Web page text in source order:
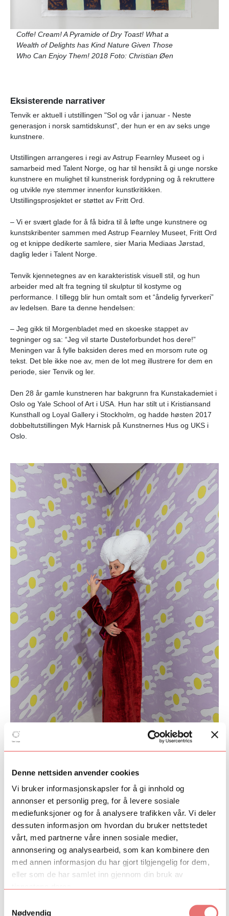
Denne nettsiden anvender cookies
Vi bruker informasjonskapsler for å gi innhold og
annonser et personlig preg, for å levere sosiale
mediefunksjoner og for å analysere trafikken vår. Vi deler
dessuten informasjon om hvordan du bruker nettstedet
vårt, med partnerne våre innen sosiale medier,
annonsering og analysearbeid, som kan kombinere den
med annen informasjon du har gjort tilgjengelig for dem,
eller som de har samlet inn gjennom din bruk av
Nødvendig
Coffe! Cream! A Pyramide of Dry Toast! What a
Wealth of Delights has Kind Nature Given Those
Who Can Enjoy Them! 2018 Foto: Christian Øen
Eksisterende narrativer
Tenvik er aktuell i utstillingen "Sol og vår i januar - Neste
generasjon i norsk samtidskunst", der hun er en av seks unge
kunstnere.
Utstillingen arrangeres i regi av Astrup Fearnley Museet og i
samarbeid med Talent Norge, og har til hensikt å gi unge norske
kunstnere en mulighet til kunstnerisk fordypning og å rekruttere
og utvikle nye stemmer innenfor kunstkritikken.
Utstillingsprosjektet er støttet av Fritt Ord.
– Vi er svært glade for å få bidra til å løfte unge kunstnere og
kunstskribenter sammen med Astrup Fearnley Museet, Fritt Ord
og et knippe dedikerte samlere, sier Maria Mediaas Jørstad,
daglig leder i Talent Norge.
Tenvik kjennetegnes av en karakteristisk visuell stil, og hun
arbeider med alt fra tegning til skulptur til kostyme og
performance. I tillegg blir hun omtalt som et “åndelig fyrverkeri”
av ledelsen. Bare ta denne hendelsen:
– Jeg gikk til Morgenbladet med en skoeske stappet av
tegninger og sa: “Jeg vil starte Dusteforbundet hos dere!”
Meningen var å fylle baksiden deres med en morsom rute og
tekst. Det ble ikke noe av, men de lot meg illustrere for dem en
periode, sier Tenvik og ler.
Den 28 år gamle kunstneren har bakgrunn fra Kunstakademiet i
Oslo og Yale School of Art i USA. Hun har stilt ut i Kristiansand
Kunsthall og Loyal Gallery i Stockholm, og hadde høsten 2017
dobbeltutstillingen Myk Harnisk på Kunstnernes Hus og UKS i
Oslo.
Kunstnerens tre siste solopresentasjoner har tatt
utgangspunkt i eksisterende litterære fortellinger.
Utstillingen "Gesamtkunst With Myself" på Loyal Gallery i
Stocholm var for eksempel inspirert av det middelalderske
eventyret om Tristan og Isolde.
– Jeg ville finne ut av, og undersøke, hvordan kjærlighetens kraft
kan ta kontroll over livet, forteller Tenvik.
– På hvilken måte?